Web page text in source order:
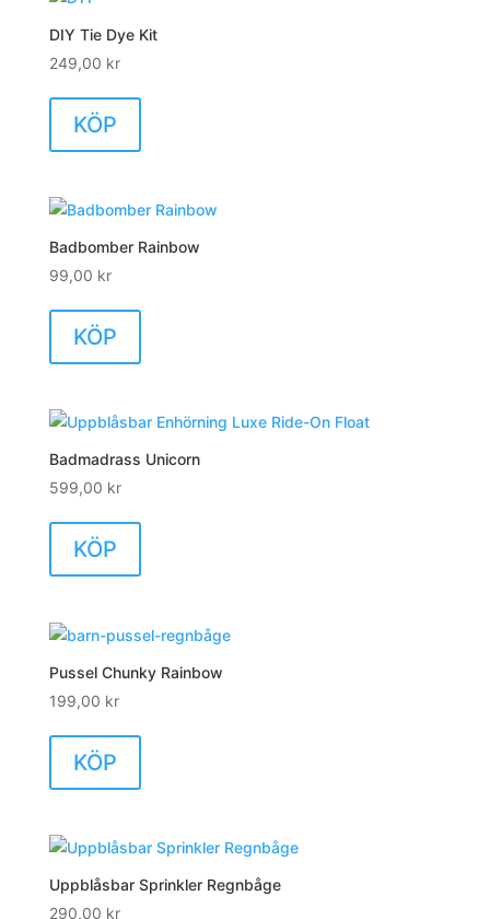
DIY Tie Dye Kit
249,00 kr
KÖP
Badbomber Rainbow
99,00 kr
KÖP
Badmadrass Unicorn
599,00 kr
KÖP
Pussel Chunky Rainbow
199,00 kr
KÖP
Uppblåsbar Sprinkler Regnbåge
290,00 kr